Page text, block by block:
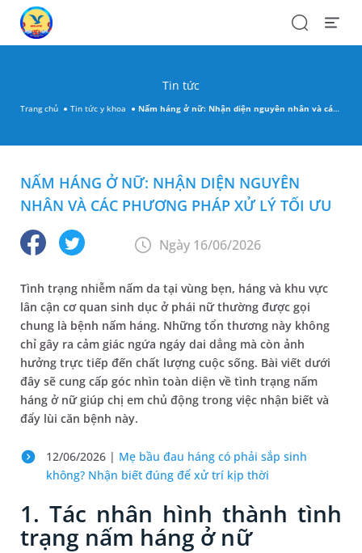
SearchOpen
Tin tức
Trang chủ Tin tức y khoa Nấm háng ở nữ: Nhận diện nguyên nhân và các phương pháp xử lý tối ưu
NẤM HÁNG Ở NỮ: NHẬN DIỆN NGUYÊN
NHÂN VÀ CÁC PHƯƠNG PHÁP XỬ LÝ TỐI ƯU
Ngày 16/06/2026
Tình trạng nhiễm nấm da tại vùng bẹn, háng và khu vực
lân cận cơ quan sinh dục ở phái nữ thường được gọi
chung là bệnh nấm háng. Những tổn thương này không
chỉ gây ra cảm giác ngứa ngáy dai dẳng mà còn ảnh
hưởng trực tiếp đến chất lượng cuộc sống. Bài viết dưới
đây sẽ cung cấp góc nhìn toàn diện về tình trạng nấm
háng ở nữ giúp chị em chủ động trong việc nhận biết và
đẩy lùi căn bệnh này.
12/06/2026 | Mẹ bầu đau háng có phải sắp sinh
không? Nhận biết đúng để xử trí kịp thời
1. Tác nhân hình thành tình
trạng nấm háng ở nữ